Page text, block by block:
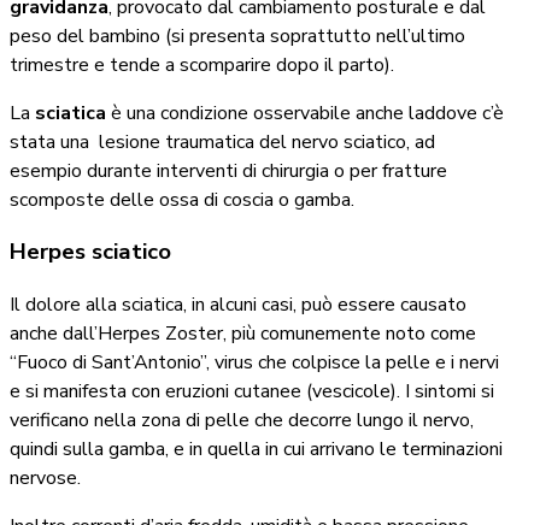
gravidanza, provocato dal cambiamento posturale e dal
peso del bambino (si presenta soprattutto nell’ultimo
trimestre e tende a scomparire dopo il parto).
La sciatica è una condizione osservabile anche laddove c’è
stata una lesione traumatica del nervo sciatico, ad
esempio durante interventi di chirurgia o per fratture
scomposte delle ossa di coscia o gamba.
Herpes sciatico
Il dolore alla sciatica, in alcuni casi, può essere causato
anche dall’Herpes Zoster, più comunemente noto come
“Fuoco di Sant’Antonio”, virus che colpisce la pelle e i nervi
e si manifesta con eruzioni cutanee (vescicole). I sintomi si
verificano nella zona di pelle che decorre lungo il nervo,
quindi sulla gamba, e in quella in cui arrivano le terminazioni
nervose.